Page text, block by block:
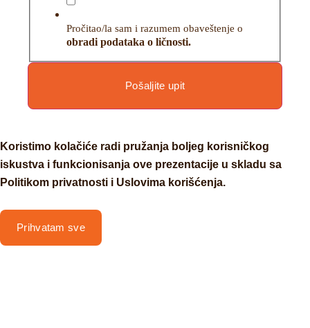
Pročitao/la sam i razumem obaveštenje o
obradi podataka o ličnosti.
Pošaljite upit
Koristimo kolačiće radi pružanja boljeg korisničkog
iskustva i funkcionisanja ove prezentacije u skladu sa
Politikom privatnosti i Uslovima korišćenja.
Prihvatam sve